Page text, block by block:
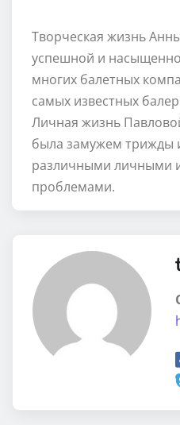
Творческая жизнь
успешной и
многих балетных
самых известных
Личная жизнь
была замужем трижды
различными личными
проблемами.